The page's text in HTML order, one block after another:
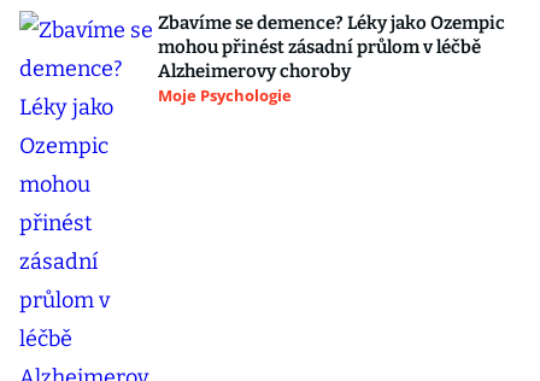
Zbavíme se demence? Léky jako Ozempic
mohou přinést zásadní průlom v léčbě
Alzheimerovy choroby
Moje Psychologie